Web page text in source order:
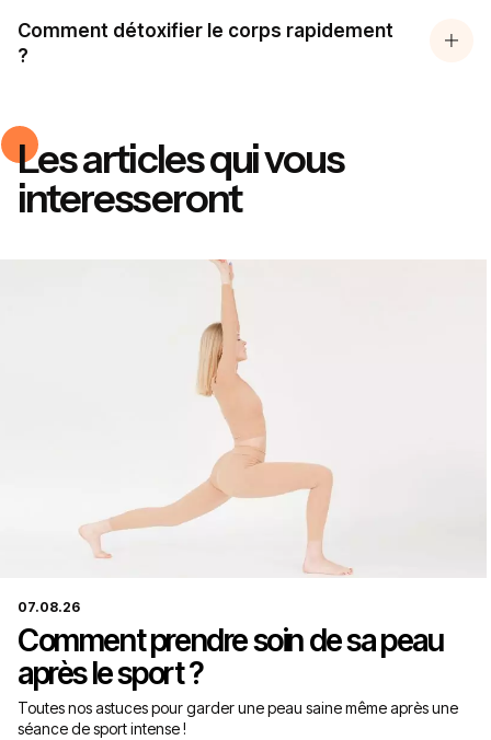
Comment détoxifier le corps rapidement
?
Les articles qui vous
interesseront
Comment prendre soin de sa peau
après le sport ?
07.08.26
Toutes nos astuces pour garder une peau saine même après une
séance de sport intense !